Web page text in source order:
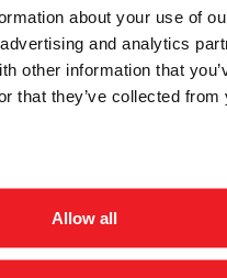
about your use of
and analytics
other information that
that they’ve collected from
Allow all
OR OUTLET
IMO-
Frakr
velg